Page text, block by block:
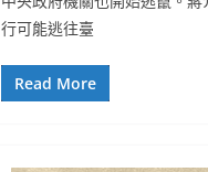
行可能逃往臺
Read More